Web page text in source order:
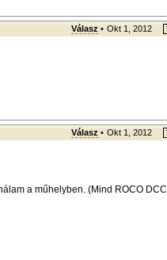
Válasz • Okt 1, 2012
Válasz • Okt 1, 2012
a műhelyben. (Mind ROCO DCC